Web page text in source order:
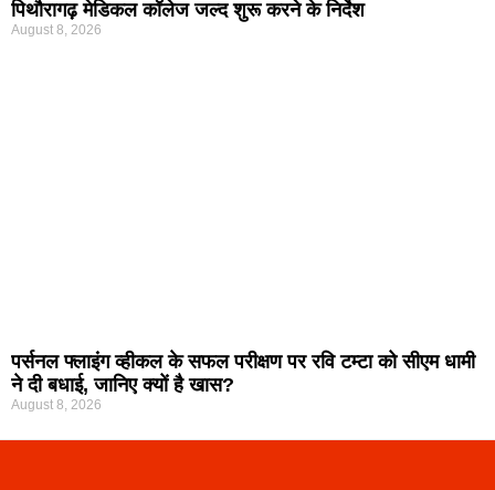
पिथौरागढ़ मेडिकल कॉलेज जल्द शुरू करने के निर्देश
August 8, 2026
पर्सनल फ्लाइंग व्हीकल के सफल परीक्षण पर रवि टम्टा को सीएम धामी
ने दी बधाई, जानिए क्यों है खास?
August 8, 2026